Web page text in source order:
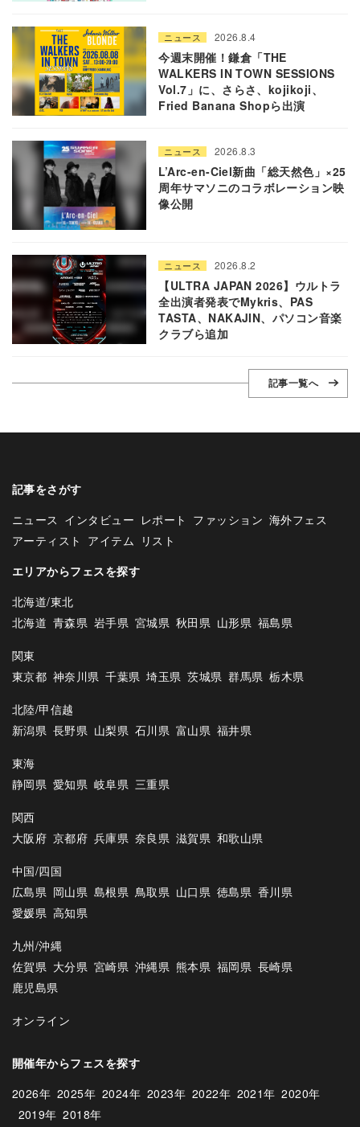
ニュース 2026.8.4
今週末開催！鎌倉「THE
WALKERS IN TOWN SESSIONS
Vol.7」に、さらさ、kojikoji、
Fried Banana Shopら出演
ニュース 2026.8.3
L’Arc-en-Ciel新曲「総天然色」×25
周年サマソニのコラボレーション映
像公開
ニュース 2026.8.2
【ULTRA JAPAN 2026】ウルトラ
全出演者発表でMykris、PAS
TASTA、NAKAJIN、パソコン音楽
クラブら追加
記事一覧へ
記事をさがす
ニュース インタビュー レポート ファッション 海外フェス
アーティスト アイテム リスト
エリアからフェスを探す
北海道/東北
北海道 青森県 岩手県 宮城県 秋田県 山形県 福島県
関東
東京都 神奈川県 千葉県 埼玉県 茨城県 群馬県 栃木県
北陸/甲信越
新潟県 長野県 山梨県 石川県 富山県 福井県
東海
静岡県 愛知県 岐阜県 三重県
関西
大阪府 京都府 兵庫県 奈良県 滋賀県 和歌山県
中国/四国
広島県 岡山県 島根県 鳥取県 山口県 徳島県 香川県
愛媛県 高知県
九州/沖縄
佐賀県 大分県 宮崎県 沖縄県 熊本県 福岡県 長崎県
鹿児島県
オンライン
開催年からフェスを探す
2026年 2025年 2024年 2023年 2022年 2021年 2020年
2019年 2018年